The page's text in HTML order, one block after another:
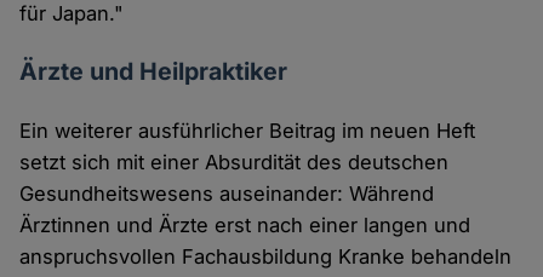
für Japan."
Ärzte und Heilpraktiker
Ein weiterer ausführlicher Beitrag im neuen Heft
setzt sich mit einer Absurdität des deutschen
Gesundheitswesens auseinander: Während
Ärztinnen und Ärzte erst nach einer langen und
anspruchsvollen Fachausbildung Kranke behandeln